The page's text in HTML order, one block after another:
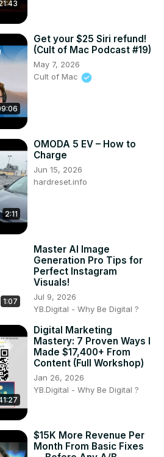
Get your $25 Siri refund!
(Cult of Mac Podcast #19)
May 7, 2026
Cult of Mac
2:11
OMODA 5 EV – How to
Charge
Jun 15, 2026
hardreset.info
1:07
Master AI Image
Generation Pro Tips for
Perfect Instagram
Visuals!
Jul 9, 2026
YB.Digital - Why Be Digital ?
Digital Marketing
Mastery: 7 Proven Ways I
Made $17,400+ From
Content (Full Workshop)
Jan 26, 2026
YB.Digital - Why Be Digital ?
$15K More Revenue Per
Month From Basic Fixes